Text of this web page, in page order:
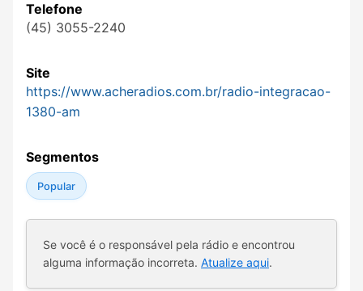
Telefone
(45) 3055-2240
Site
https://www.acheradios.com.br/radio-integracao-
1380-am
Segmentos
Popular
Se você é o responsável pela rádio e encontrou
alguma informação incorreta. Atualize aqui.